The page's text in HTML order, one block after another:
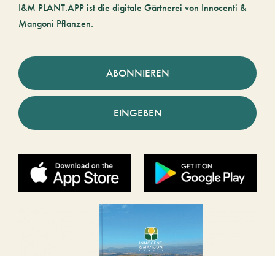
I&M PLANT.APP ist die digitale Gärtnerei von Innocenti &
Mangoni Pflanzen.
ABONNIEREN
EINGEBEN